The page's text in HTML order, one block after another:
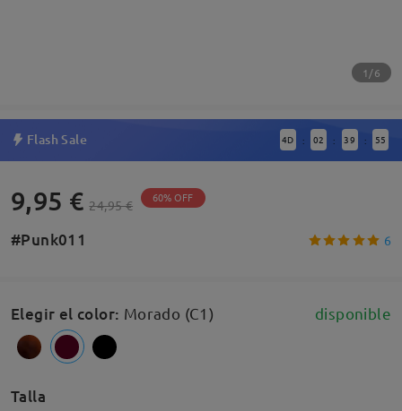
1/6
Flash Sale 4D : 02 : 39 : 55
9,95 € 24,95 € 60% OFF
#Punk011 6
Elegir el color: Morado (C1) disponible
Talla